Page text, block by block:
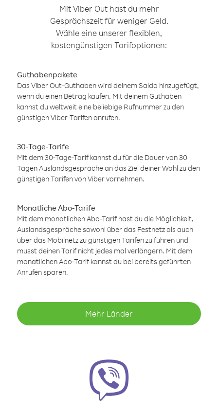
Mit Viber Out hast du mehr
Gesprächszeit für weniger Geld.
Wähle eine unserer flexiblen,
kostengünstigen Tarifoptionen:
Guthabenpakete
Das Viber Out-Guthaben wird deinem Saldo hinzugefügt,
wenn du einen Betrag kaufen. Mit deinem Guthaben
kannst du weltweit eine beliebige Rufnummer zu den
günstigen Viber-Tarifen anrufen.
30-Tage-Tarife
Mit dem 30-Tage-Tarif kannst du für die Dauer von 30
Tagen Auslandsgespräche an das Ziel deiner Wahl zu den
günstigen Tarifen von Viber vornehmen.
Monatliche Abo-Tarife
Mit dem monatlichen Abo-Tarif hast du die Möglichkeit,
Auslandsgespräche sowohl über das Festnetz als auch
über das Mobilnetz zu günstigen Tarifen zu führen und
musst deinen Tarif nicht jedes mal verlängern. Mit dem
monatlichen Abo-Tarif kannst du bei bereits geführten
Anrufen sparen.
Mehr Länder